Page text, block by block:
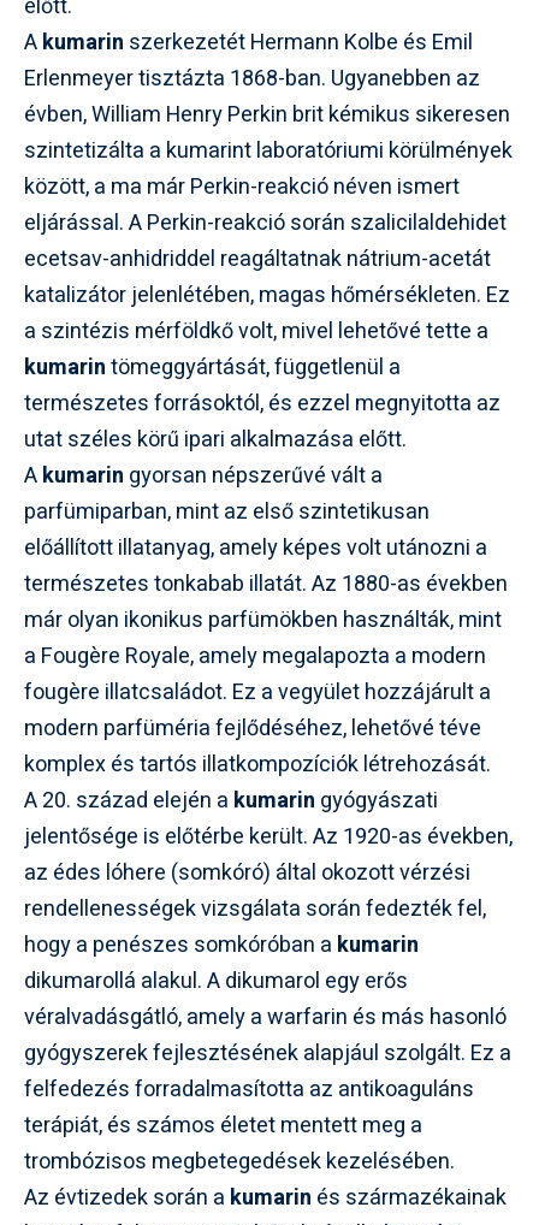
Akumarin szerkezetét Hermann Kolbe és Emil
Erlenmeyer tisztázta 1868-ban. Ugyanebben az
évben, William Henry Perkin brit kémikus sikeresen
szintetizálta a kumarint laboratóriumi körülmények
között, a ma már Perkin-reakció néven ismert
eljárással. A Perkin-reakció során szalicilaldehidet
ecetsav-anhidriddel reagáltatnak nátrium-acetát
katalizátor jelenlétében, magas hőmérsékleten. Ez
a szintézis mérföldkő volt, mivel lehetővé tette a
kumarintömeggyártását, függetlenül a
természetes forrásoktól, és ezzel megnyitotta az
utat széles körű ipari alkalmazása előtt.
Akumarin gyorsan népszerűvé vált a
parfümiparban, mint az első szintetikusan
előállított illatanyag, amely képes volt utánozni a
természetes tonkabab illatát. Az 1880-as években
már olyan ikonikus parfümökben használták, mint
a Fougère Royale, amely megalapozta a modern
fougère illatcsaládot. Ez a vegyület hozzájárult a
modern parfüméria fejlődéséhez, lehetővé téve
komplex és tartós illatkompozíciók létrehozását.
A 20. század elején a kumarin gyógyászati
jelentősége is előtérbe került. Az 1920-as években,
az édes lóhere (somkóró) által okozott vérzési
rendellenességek vizsgálata során fedezték fel,
hogy a penészes somkóróban a kumarin
dikumarollá alakul. A dikumarol egy erős
véralvadásgátló, amely a warfarin és más hasonló
gyógyszerek fejlesztésének alapjául szolgált. Ez a
felfedezés forradalmasította az antikoaguláns
terápiát, és számos életet mentett meg a
trombózisos megbetegedések kezelésében.
Az évtizedek során a kumarin és származékainak